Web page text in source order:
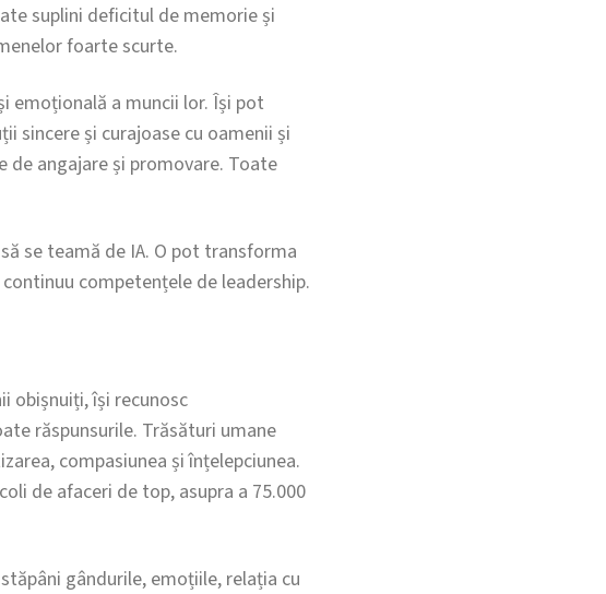
suplini deficitul de memorie și
foarte scurte.
emoțională a muncii lor. Își pot
sincere și curajoase cu oamenii și
de angajare și promovare. Toate
se teamă de IA. O pot transforma
competențele de leadership.
obișnuiți, își recunosc
răspunsurile. Trăsături umane
compasiunea și înțelepciunea.
de afaceri de top, asupra a 75.000
gândurile, emoțiile, relația cu